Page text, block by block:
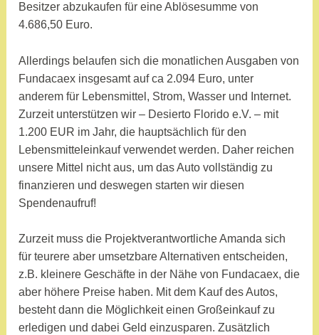
Besitzer abzukaufen für eine Ablösesumme von
4.686,50 Euro.
Allerdings belaufen sich die monatlichen Ausgaben von
Fundacaex insgesamt auf ca 2.094 Euro, unter
anderem für Lebensmittel, Strom, Wasser und Internet.
Zurzeit unterstützen wir – Desierto Florido e.V. – mit
1.200 EUR im Jahr, die hauptsächlich für den
Lebensmitteleinkauf verwendet werden. Daher reichen
unsere Mittel nicht aus, um das Auto vollständig zu
finanzieren und deswegen starten wir diesen
Spendenaufruf!
Zurzeit muss die Projektverantwortliche Amanda sich
für teurere aber umsetzbare Alternativen entscheiden,
z.B. kleinere Geschäfte in der Nähe von Fundacaex, die
aber höhere Preise haben. Mit dem Kauf des Autos,
besteht dann die Möglichkeit einen Großeinkauf zu
erledigen und dabei Geld einzusparen. Zusätzlich